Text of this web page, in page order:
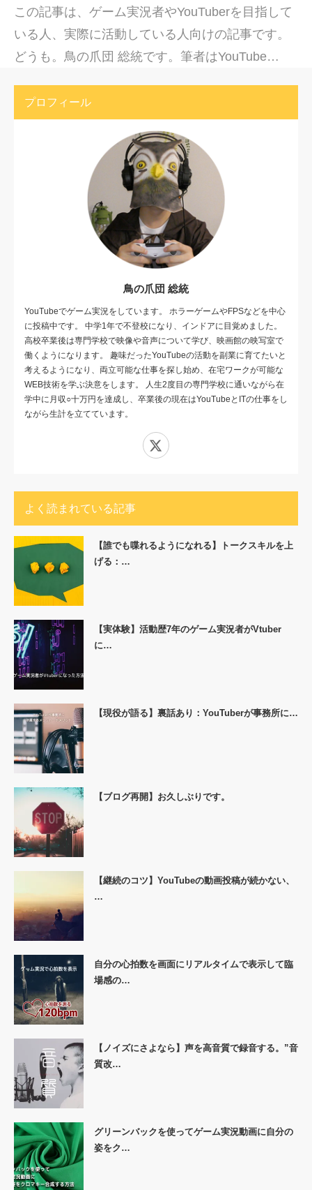
この記事は、ゲーム実況者やYouTuberを目指して
いる人、実際に活動している人向けの記事です。
どうも。鳥の爪団 総統です。筆者はYouTube…
プロフィール
鳥の爪団 総統
YouTubeでゲーム実況をしています。 ホラーゲームやFPSなどを中心
に投稿中です。 中学1年で不登校になり、インドアに目覚めました。
高校卒業後は専門学校で映像や音声について学び、映画館の映写室で
働くようになります。 趣味だったYouTubeの活動を副業に育てたいと
考えるようになり、両立可能な仕事を探し始め、在宅ワークが可能な
WEB技術を学ぶ決意をします。 人生2度目の専門学校に通いながら在
学中に月収○十万円を達成し、卒業後の現在はYouTubeとITの仕事をし
ながら生計を立てています。
よく読まれている記事
【誰でも喋れるようになれる】トークスキルを上
げる：…
【実体験】活動歴7年のゲーム実況者がVtuber
に…
【現役が語る】裏話あり：YouTuberが事務所に…
【ブログ再開】お久しぶりです。
【継続のコツ】YouTubeの動画投稿が続かない、
…
自分の心拍数を画面にリアルタイムで表示して臨
場感の…
【ノイズにさよなら】声を高音質で録音する。”音
質改…
グリーンバックを使ってゲーム実況動画に自分の
姿をク…